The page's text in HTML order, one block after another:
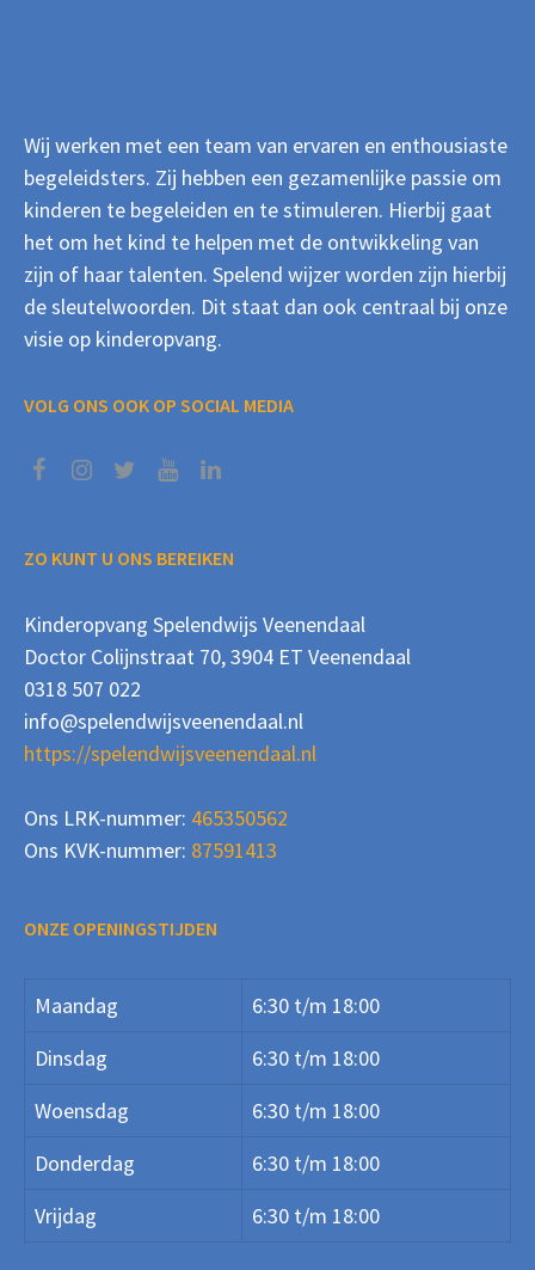
Wij werken met een team van ervaren en enthousiaste
begeleidsters. Zij hebben een gezamenlijke passie om
kinderen te begeleiden en te stimuleren. Hierbij gaat
het om het kind te helpen met de ontwikkeling van
zijn of haar talenten. Spelend wijzer worden zijn hierbij
de sleutelwoorden. Dit staat dan ook centraal bij onze
visie op kinderopvang.
VOLG ONS OOK OP SOCIAL MEDIA
ZO KUNT U ONS BEREIKEN
Kinderopvang Spelendwijs Veenendaal
Doctor Colijnstraat 70, 3904 ET Veenendaal
0318 507 022
info@spelendwijsveenendaal.nl
https://spelendwijsveenendaal.nl
Ons LRK-nummer: 465350562
Ons KVK-nummer: 87591413
ONZE OPENINGSTIJDEN
Maandag
6:30 t/m 18:00
Dinsdag
6:30 t/m 18:00
Woensdag
6:30 t/m 18:00
Donderdag
6:30 t/m 18:00
Vrijdag
6:30 t/m 18:00